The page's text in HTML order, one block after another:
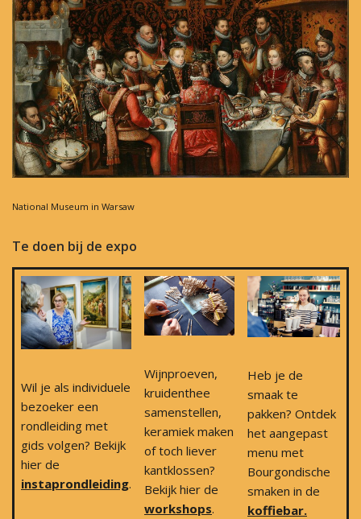
National Museum in Warsaw
Te doen bij de expo
Wil je als individuele
bezoeker een
rondleiding met
gids volgen? Bekijk
hier de
instaprondleiding.
Wijnproeven,
kruidenthee
samenstellen,
keramiek maken
of toch liever
kantklossen?
Bekijk hier de
workshops.
Heb je de
smaak te
pakken? Ontdek
het aangepast
menu met
Bourgondische
smaken in de
koffiebar.